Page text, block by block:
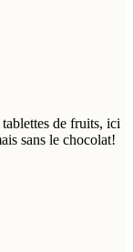
de fruits, ici
sans le chocolat!